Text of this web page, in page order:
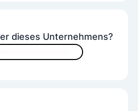
dieses Unternehmens?